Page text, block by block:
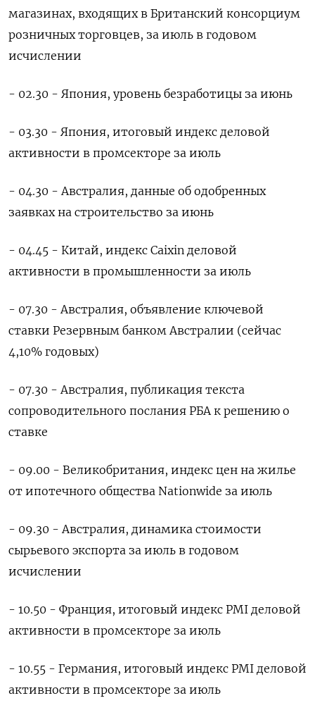
магазинах, входящих в Британский консорциум
розничных торговцев, за июль в годовом
исчислении
- 02.30 - Япония, уровень безработицы за июнь
- 03.30 - Япония, итоговый индекс деловой
активности в промсекторе за июль
- 04.30 - Австралия, данные об одобренных
заявках на строительство за июнь
- 04.45 - Китай, индекс Caixin деловой
активности в промышленности за июль
- 07.30 - Австралия, объявление ключевой
ставки Резервным банком Австралии (сейчас
4,10% годовых)
- 07.30 - Австралия, публикация текста
сопроводительного послания РБА к решению о
ставке
- 09.00 - Великобритания, индекс цен на жилье
от ипотечного общества Nationwide за июль
- 09.30 - Австралия, динамика стоимости
сырьевого экспорта за июль в годовом
исчислении
- 10.50 - Франция, итоговый индекс PMI деловой
активности в промсекторе за июль
- 10.55 - Германия, итоговый индекс PMI деловой
активности в промсекторе за июль